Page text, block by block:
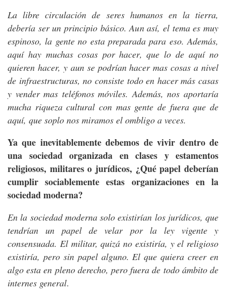
La libre circulación de seres humanos en la tierra,
debería ser un principio básico. Aun así, el tema es muy
espinoso, la gente no esta preparada para eso. Además,
aquí hay muchas cosas por hacer, que lo de aquí no
quieren hacer, y aun se podrían hacer mas cosas a nivel
de infraestructuras, no consiste todo en hacer más casas
y vender mas teléfonos móviles. Además, nos aportaría
mucha riqueza cultural con mas gente de fuera que de
aquí, que soplo nos miramos el ombligo a veces.
Ya que inevitablemente debemos de vivir dentro de
una sociedad organizada en clases y estamentos
religiosos, militares o jurídicos, ¿Qué papel deberían
cumplir sociablemente estas organizaciones en la
sociedad moderna?
En la sociedad moderna solo existirían los jurídicos, que
tendrían un papel de velar por la ley vigente y
consensuada. El militar, quizá no existiría, y el religioso
existiría, pero sin papel alguno. El que quiera creer en
algo esta en pleno derecho, pero fuera de todo ámbito de
internes general.